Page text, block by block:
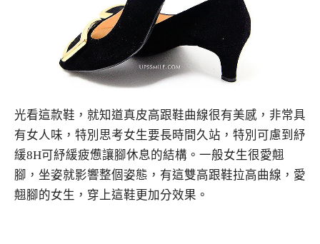
光看這款鞋，就知道真皮高跟鞋曲線很有美感，非常具
有女人味，特別思考女生要長時間久站，特別可慮到紓
緩8H可紓緩疲憊讓腳休息的結構。一般女生很愛翹
腳，坐姿就影響整個姿態，有這雙高跟鞋拉高曲線，愛
翹腳的女生，穿上這鞋更加分效果。